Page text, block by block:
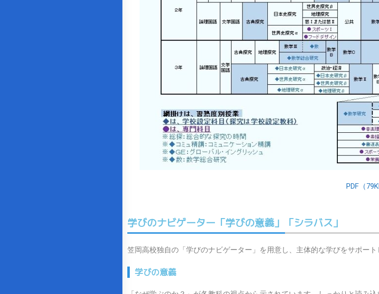
PDF（
学びのナビゲーター「学びの意義」「シラバス」
笠岡高校独自の「学びのナビゲーター」を用意し、主体的な学びをサポート
学びの意義